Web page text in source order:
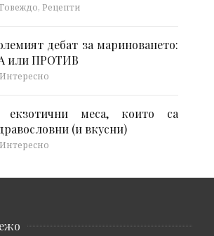
Рецепти
дебат за мариноването:
или ПРОТИВ
екзотични меса, които са
(и вкусни)